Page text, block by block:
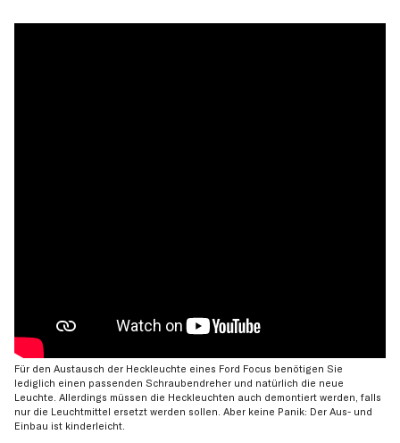
Für den Austausch der Heckleuchte eines Ford Focus benötigen Sie
lediglich einen passenden Schraubendreher und natürlich die neue
Leuchte. Allerdings müssen die Heckleuchten auch demontiert werden, falls
nur die Leuchtmittel ersetzt werden sollen. Aber keine Panik: Der Aus- und
Einbau ist kinderleicht.